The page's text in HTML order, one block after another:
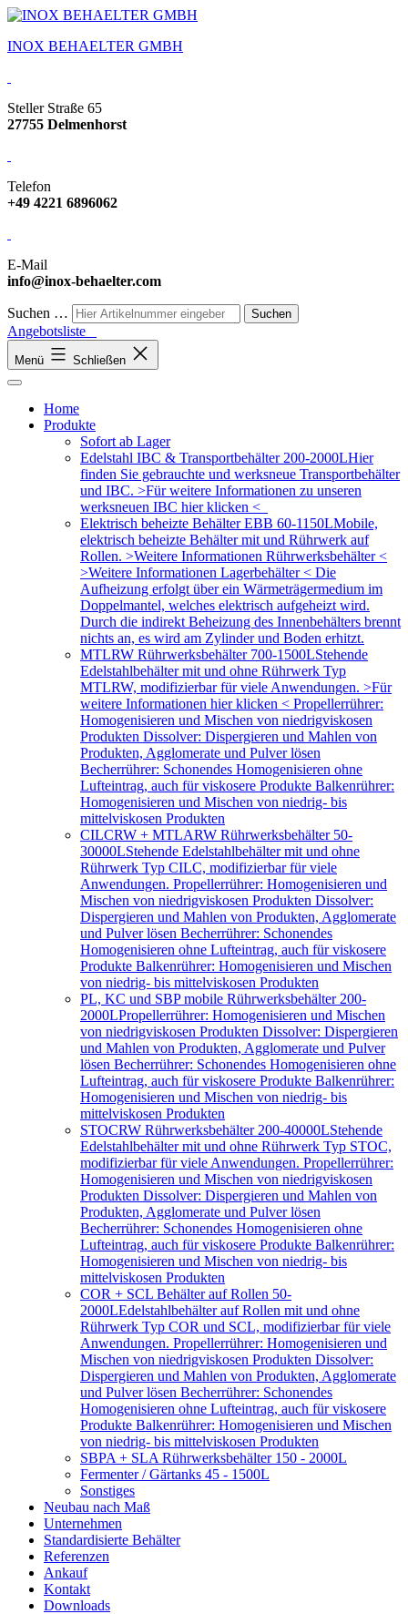
INOX BEHAELTER GMBH
Steller Straße 65
27755 Delmenhorst
Telefon
+49 4221 6896062
E-Mail
info@inox-behaelter.com
Suchen …
Angebotsliste
Menü Schließen
Home
Produkte
Sofort ab Lager
Edelstahl IBC & Transportbehälter 200-2000LHier
finden Sie gebrauchte und werksneue Transportbehälter
und IBC. >Für weitere Informationen zu unseren
werksneuen IBC hier klicken <
Elektrisch beheizte Behälter EBB 60-1150LMobile,
elektrisch beheizte Behälter mit und Rührwerk auf
Rollen. >Weitere Informationen Rührwerksbehälter <
>Weitere Informationen Lagerbehälter < Die
Aufheizung erfolgt über ein Wärmeträgermedium im
Doppelmantel, welches elektrisch aufgeheizt wird.
Durch die indirekt Beheizung des Innenbehälters brennt
nichts an, es wird am Zylinder und Boden erhitzt.
MTLRW Rührwerksbehälter 700-1500LStehende
Edelstahlbehälter mit und ohne Rührwerk Typ
MTLRW, modifizierbar für viele Anwendungen. >Für
weitere Informationen hier klicken < Propellerrührer:
Homogenisieren und Mischen von niedrigviskosen
Produkten Dissolver: Dispergieren und Mahlen von
Produkten, Agglomerate und Pulver lösen
Becherrührer: Schonendes Homogenisieren ohne
Lufteintrag, auch für viskosere Produkte Balkenrührer:
Homogenisieren und Mischen von niedrig- bis
mittelviskosen Produkten
CILCRW + MTLARW Rührwerksbehälter 50-
30000LStehende Edelstahlbehälter mit und ohne
Rührwerk Typ CILC, modifizierbar für viele
Anwendungen. Propellerrührer: Homogenisieren und
Mischen von niedrigviskosen Produkten Dissolver:
Dispergieren und Mahlen von Produkten, Agglomerate
und Pulver lösen Becherrührer: Schonendes
Homogenisieren ohne Lufteintrag, auch für viskosere
Produkte Balkenrührer: Homogenisieren und Mischen
von niedrig- bis mittelviskosen Produkten
PL, KC und SBP mobile Rührwerksbehälter 200-
2000LPropellerrührer: Homogenisieren und Mischen
von niedrigviskosen Produkten Dissolver: Dispergieren
und Mahlen von Produkten, Agglomerate und Pulver
lösen Becherrührer: Schonendes Homogenisieren ohne
Lufteintrag, auch für viskosere Produkte Balkenrührer:
Homogenisieren und Mischen von niedrig- bis
mittelviskosen Produkten
STOCRW Rührwerksbehälter 200-40000LStehende
Edelstahlbehälter mit und ohne Rührwerk Typ STOC,
modifizierbar für viele Anwendungen. Propellerrührer:
Homogenisieren und Mischen von niedrigviskosen
Produkten Dissolver: Dispergieren und Mahlen von
Produkten, Agglomerate und Pulver lösen
Becherrührer: Schonendes Homogenisieren ohne
Lufteintrag, auch für viskosere Produkte Balkenrührer:
Homogenisieren und Mischen von niedrig- bis
mittelviskosen Produkten
COR + SCL Behälter auf Rollen 50-
2000LEdelstahlbehälter auf Rollen mit und ohne
Rührwerk Typ COR und SCL, modifizierbar für viele
Anwendungen. Propellerrührer: Homogenisieren und
Mischen von niedrigviskosen Produkten Dissolver:
Dispergieren und Mahlen von Produkten, Agglomerate
und Pulver lösen Becherrührer: Schonendes
Homogenisieren ohne Lufteintrag, auch für viskosere
Produkte Balkenrührer: Homogenisieren und Mischen
von niedrig- bis mittelviskosen Produkten
SBPA + SLA Rührwerksbehälter 150 - 2000L
Fermenter / Gärtanks 45 - 1500L
Sonstiges
Neubau nach Maß
Unternehmen
Standardisierte Behälter
Referenzen
Ankauf
Kontakt
Downloads